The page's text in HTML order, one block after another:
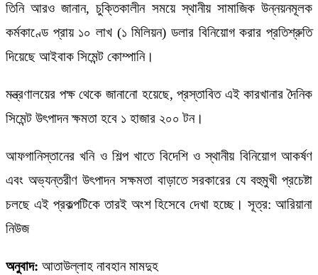
তিনি আরও জানান, চুক্তিকালীন সময়ে স্থানীয় সামাজিক উন্নয়নমূলক
কর্মকাণ্ডে প্রায় ১০ লাখ (১ মিলিয়ন) ডলার বিনিয়োগ করার প্রতিশ্রুতি
দিয়েছে আইবাক সিমেন্ট কোম্পানি।
মন্ত্রণালয়ের পক্ষ থেকে জানানো হয়েছে, প্রস্তাবিত এই কারখানার দৈনিক
সিমেন্ট উৎপাদন ক্ষমতা হবে ১ হাজার ২০০ টন।
আফগানিস্তানের খনি ও শিল্প খাতে বিদেশি ও স্থানীয় বিনিয়োগ আকর্ষণ
এবং অভ্যন্তরীণ উৎপাদন সক্ষমতা বাড়াতে সরকারের যে বহুমুখী প্রচেষ্টা
চলছে এই প্রকল্পটিকে তারই অংশ হিসেবে দেখা হচ্ছে। সূত্র: আরিয়ানা
নিউজ
অনুবাদ: আতাউল্লাহ নাবহান মামদুহ